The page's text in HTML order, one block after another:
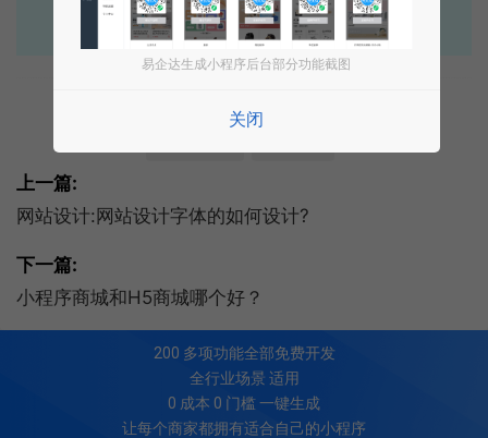
上一篇:
网站设计:网站设计字体的如何设计?
下一篇:
小程序商城和H5商城哪个好？
200 多项功能全部免费开发
全行业场景 适用
0 成本 0 门槛 一键生成
让每个商家都拥有适合自己的小程序
易企达生成小程序后台部分功能截图
关闭